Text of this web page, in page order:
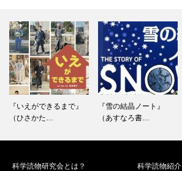
『いえができるまで』
（ひさかた…
『雪の結晶ノート』
（あすなろ書…
科学読物研究会とは？
科学読物紹介